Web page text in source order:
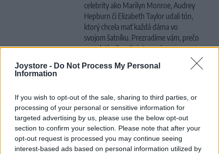
Joystore - Do Not Process My Personal
Information
If you wish to opt-out of the sale, sharing to third parties, or
processing of your personal or sensitive information for
targeted advertising by us, please use the below opt-out
section to confirm your selection. Please note that after your
opt-out request is processed you may continue seeing
interest-based ads based on personal information utilized by
celebrity ako Marilyn Monroe, Audrey
Hepburn či Elizabeth Taylor udali tón,
ktorý chcela mať každá dáma vo
svojom šatníku. Prezradíme vám, prečo
sa oplatí milovať vintage aj
Buďte neprehliadnuteľná aj
v sychravých dňoch: 3 trendy,
ktoré si zamilujete
23.09.2020